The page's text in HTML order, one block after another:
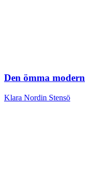
Den ömma modern
Klara Nordin Stensö